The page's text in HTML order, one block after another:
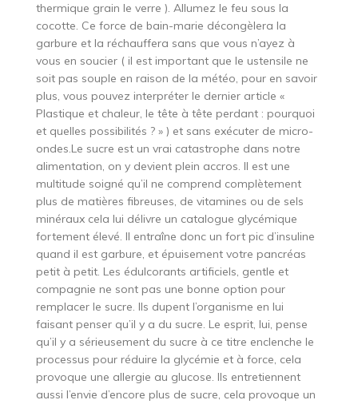
thermique grain le verre ). Allumez le feu sous la
cocotte. Ce force de bain-marie décongèlera la
garbure et la réchauffera sans que vous n’ayez à
vous en soucier ( il est important que le ustensile ne
soit pas souple en raison de la météo, pour en savoir
plus, vous pouvez interpréter le dernier article «
Plastique et chaleur, le tête à tête perdant : pourquoi
et quelles possibilités ? » ) et sans exécuter de micro-
ondes.Le sucre est un vrai catastrophe dans notre
alimentation, on y devient plein accros. Il est une
multitude soigné qu’il ne comprend complètement
plus de matières fibreuses, de vitamines ou de sels
minéraux cela lui délivre un catalogue glycémique
fortement élevé. Il entraîne donc un fort pic d’insuline
quand il est garbure, et épuisement votre pancréas
petit à petit. Les édulcorants artificiels, gentle et
compagnie ne sont pas une bonne option pour
remplacer le sucre. Ils dupent l’organisme en lui
faisant penser qu’il y a du sucre. Le esprit, lui, pense
qu’il y a sérieusement du sucre à ce titre enclenche le
processus pour réduire la glycémie et à force, cela
provoque une allergie au glucose. Ils entretiennent
aussi l’envie d’encore plus de sucre, cela provoque un